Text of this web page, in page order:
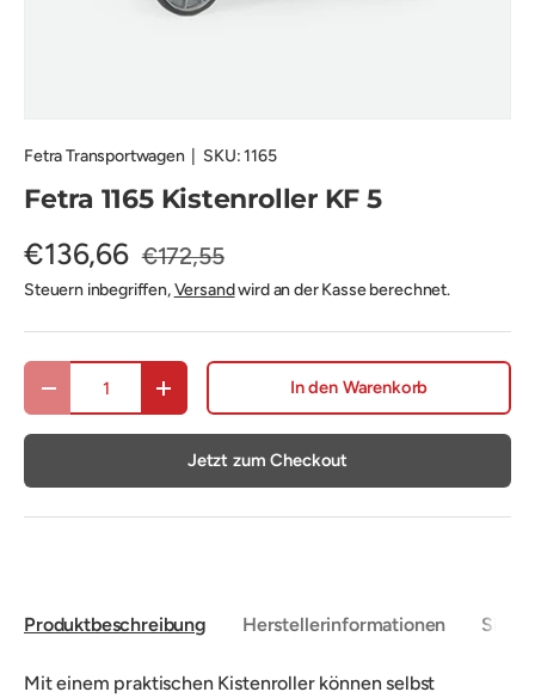
Fetra Transportwagen| SKU:1165
Fetra 1165 Kistenroller KF 5
€136,66 €172,55
Steuern inbegriffen,Versandwird an der Kasse berechnet.
Menge verringernMenge erhöhen In den Warenkorb
Jetzt zum Checkout
Produktbeschreibung Herstellerinformationen
Mit einem praktischen Kistenroller können selbst